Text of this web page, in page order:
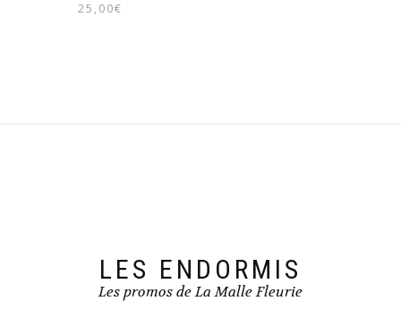
25,00€
LES ENDORMIS
Les promos de La Malle Fleurie